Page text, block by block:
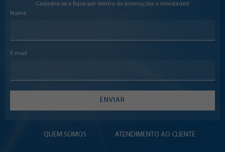
Cadastre-se e fique por dentro de promoções e novidades!
Nome
E-mail
ENVIAR
QUEM SOMOS ATENDIMENTO AO CLIENTE